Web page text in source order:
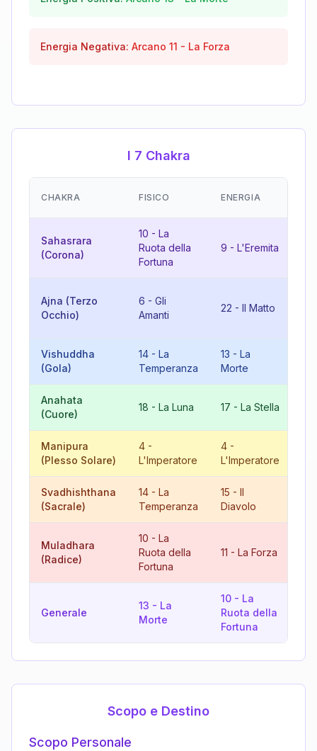
Energia Negativa: Arcano 11 - La Forza
I 7 Chakra
CHAKRA FISICO ENERGIA
Sahasrara
(Corona)
10 - La
Ruota della
Fortuna
9 - L'Eremita
Ajna (Terzo
Occhio)
6 - Gli
Amanti
22 - Il Matto
Vishuddha
(Gola)
14 - La
Temperanza
13 - La
Morte
Anahata
(Cuore)
18 - La Luna 17 - La Stella
Manipura
(Plesso Solare)
4 -
L'Imperatore
4 -
L'Imperatore
Svadhishthana
(Sacrale)
14 - La
Temperanza
15 - Il
Diavolo
Muladhara
(Radice)
10 - La
Ruota della
Fortuna
11 - La Forza
Generale
13 - La
Morte
10 - La
Ruota della
Fortuna
Scopo e Destino
Scopo Personale